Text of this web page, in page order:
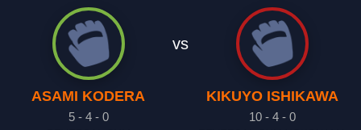
ASAMI KODERA
5 - 4 - 0
vs
KIKUYO ISHIKAWA
10 - 4 - 0